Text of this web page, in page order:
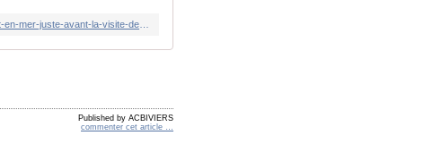
Published by ACBIVIERS
commenter cet article